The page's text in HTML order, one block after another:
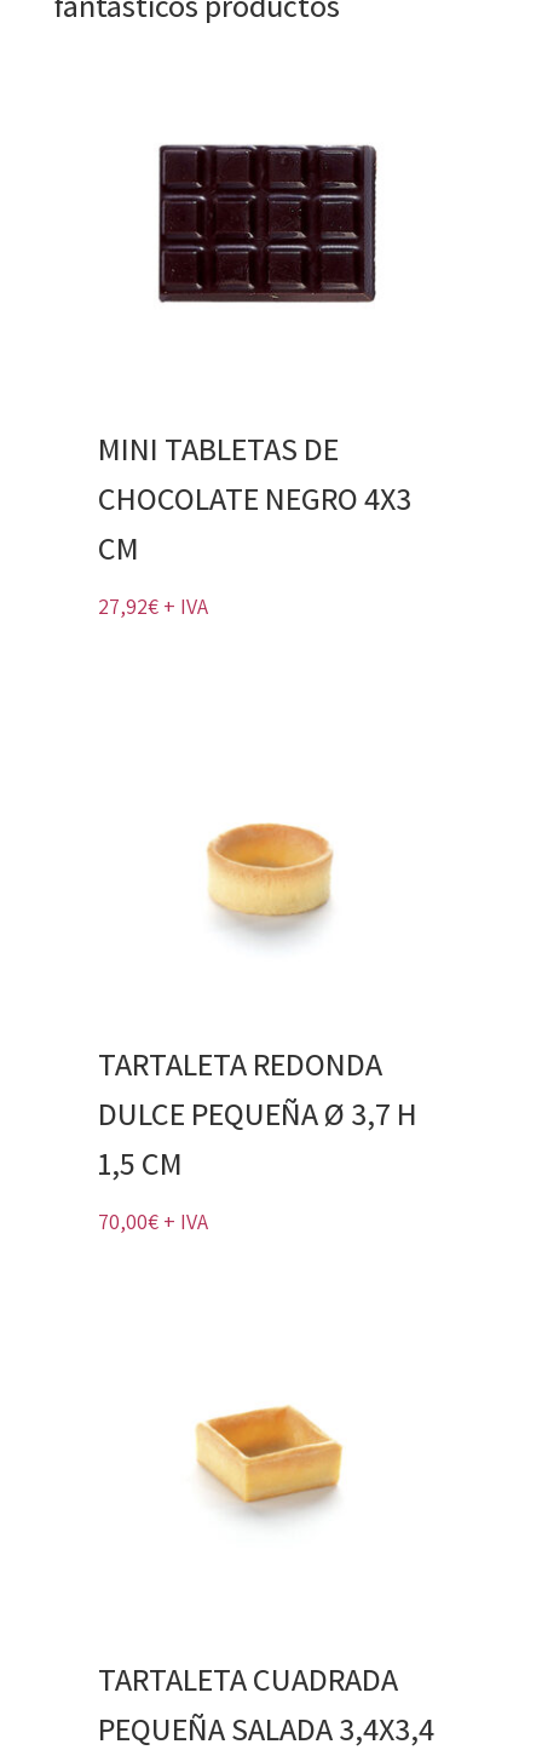
MINI TABLETAS DE
CHOCOLATE NEGRO 4X3
CM
27,92€ + IVA
TARTALETA REDONDA
DULCE PEQUEÑA Ø 3,7 H
1,5 CM
70,00€ + IVA
TARTALETA CUADRADA
PEQUEÑA SALADA 3,4X3,4